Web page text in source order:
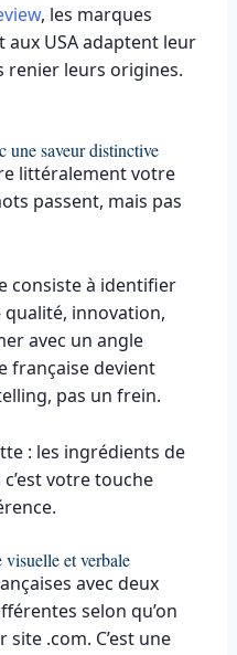
, les marques
USA adaptent leur
renier leurs origines.
une saveur distinctive
littéralement votre
passent, mais pas
consiste à identifier
innovation,
avec un angle
française devient
pas un frein.
: les ingrédients de
votre touche
et verbale
avec deux
selon qu’on
.com. C’est une